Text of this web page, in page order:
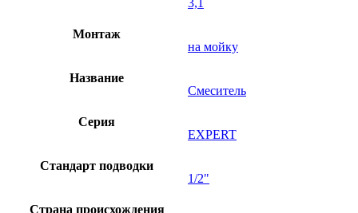
Монтаж
на мойку
Название
Смеситель
Серия
EXPERT
Стандарт подводки
1/2"
Страна происхождения